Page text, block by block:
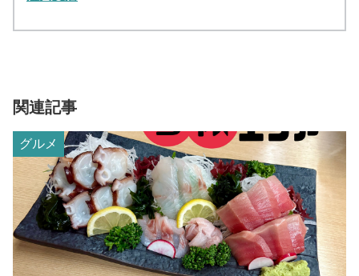
関連記事
グルメ